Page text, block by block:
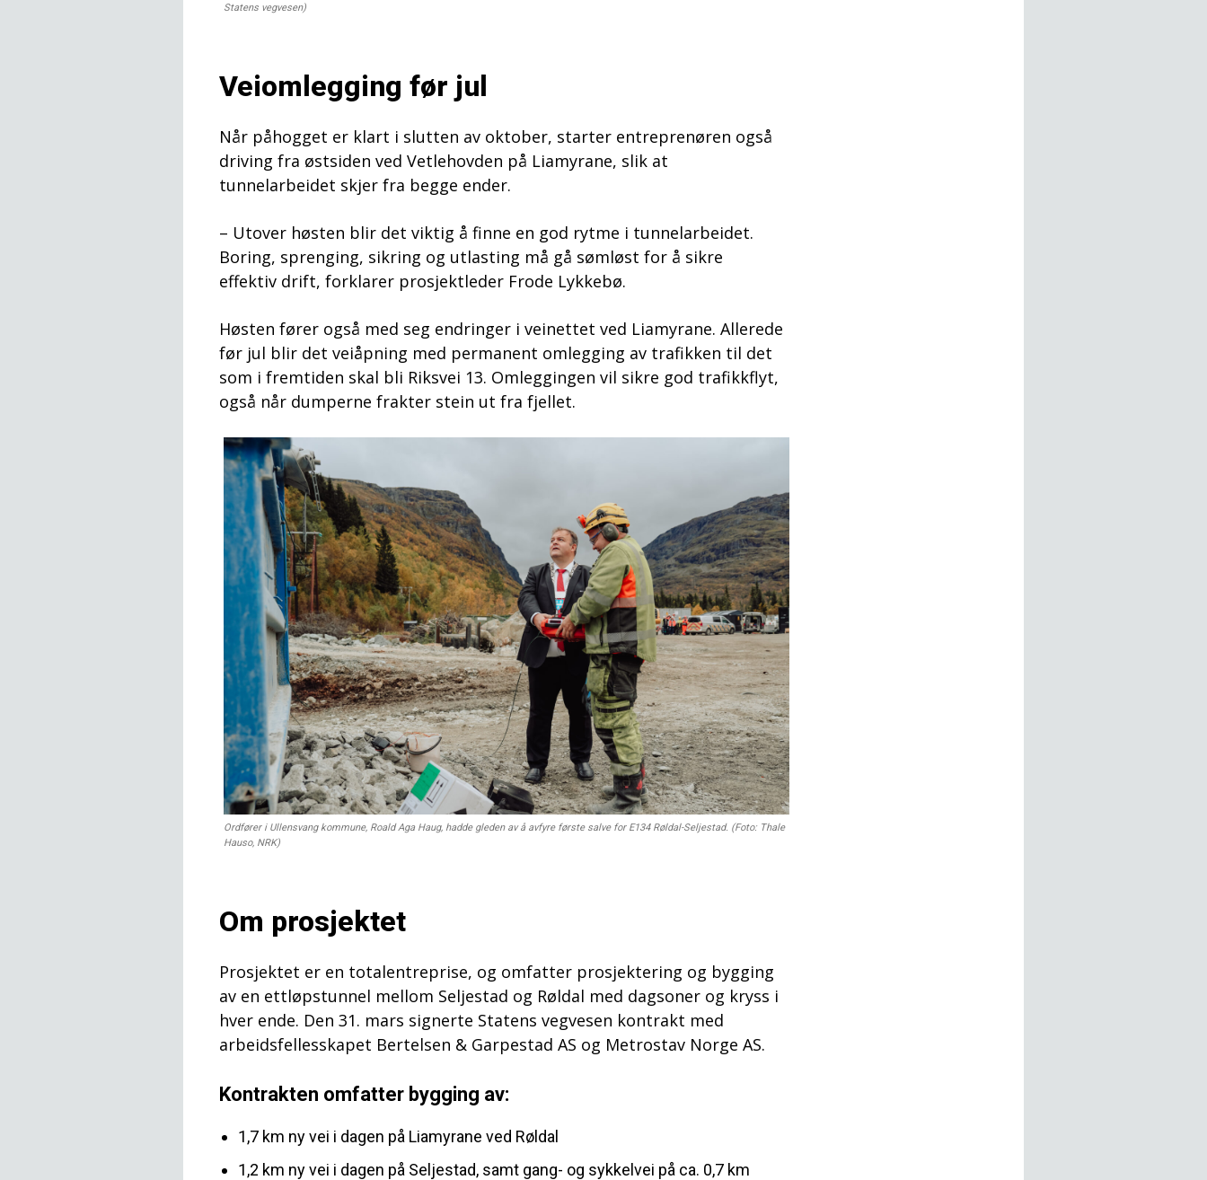
Statens vegvesen)
Veiomlegging før jul
Når påhogget er klart i slutten av oktober, starter entreprenøren også
driving fra østsiden ved Vetlehovden på Liamyrane, slik at
tunnelarbeidet skjer fra begge ender.
– Utover høsten blir det viktig å finne en god rytme i tunnelarbeidet.
Boring, sprenging, sikring og utlasting må gå sømløst for å sikre
effektiv drift, forklarer prosjektleder Frode Lykkebø.
Høsten fører også med seg endringer i veinettet ved Liamyrane. Allerede
før jul blir det veiåpning med permanent omlegging av trafikken til det
som i fremtiden skal bli Riksvei 13. Omleggingen vil sikre god trafikkflyt,
også når dumperne frakter stein ut fra fjellet.
Ordfører i Ullensvang kommune, Roald Aga Haug, hadde gleden av å avfyre første salve for E134 Røldal-Seljestad. (Foto: Thale
Hauso, NRK)
Om prosjektet
Prosjektet er en totalentreprise, og omfatter prosjektering og bygging
av en ettløpstunnel mellom Seljestad og Røldal med dagsoner og kryss i
hver ende. Den 31. mars signerte Statens vegvesen kontrakt med
arbeidsfellesskapet Bertelsen & Garpestad AS og Metrostav Norge AS.
Kontrakten omfatter bygging av:
1,7 km ny vei i dagen på Liamyrane ved Røldal
1,2 km ny vei i dagen på Seljestad, samt gang- og sykkelvei på ca. 0,7 km